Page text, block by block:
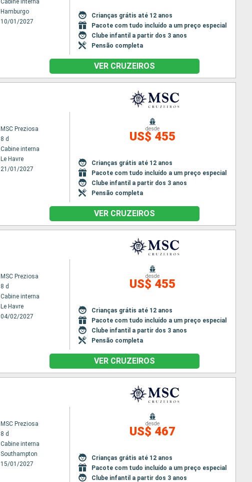
Cabine interna
Hamburgo
10/01/2027
Crianças grátis até 12 anos
Pacote com tudo incluído a um preço especial
Clube infantil a partir dos 3 anos
Pensão completa
VER CRUZEIROS
MSC Preziosa
8 d
Cabine interna
Le Havre
21/01/2027
desde
US$ 455
Crianças grátis até 12 anos
Pacote com tudo incluído a um preço especial
Clube infantil a partir dos 3 anos
Pensão completa
VER CRUZEIROS
MSC Preziosa
8 d
Cabine interna
Le Havre
04/02/2027
desde
US$ 455
Crianças grátis até 12 anos
Pacote com tudo incluído a um preço especial
Clube infantil a partir dos 3 anos
Pensão completa
VER CRUZEIROS
MSC Preziosa
8 d
Cabine interna
Southampton
15/01/2027
desde
US$ 467
Crianças grátis até 12 anos
Pacote com tudo incluído a um preço especial
Clube infantil a partir dos 3 anos